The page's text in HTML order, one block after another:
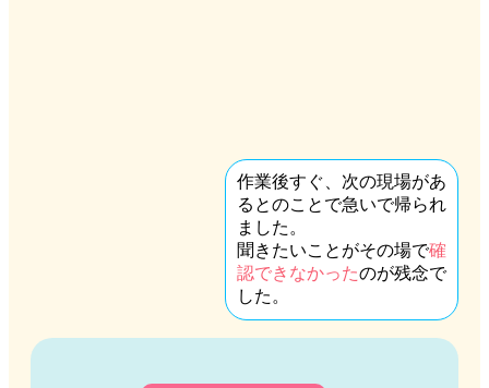
作業後すぐ、次の現場があ
るとのことで急いで帰られ
ました。
聞きたいことがその場で確
認できなかったのが残念で
した。